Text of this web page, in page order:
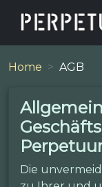
Home AGB
Die